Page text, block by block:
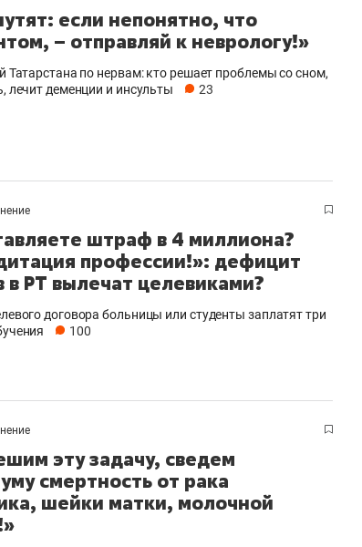
если непонятно, что
– отправляй к неврологу!»
Татарстана по нервам: кто решает проблемы со сном,
лечит деменции и инсульты
23
штраф в 4 миллиона?
профессии!»: дефицит
в РТ вылечат целевиками?
договора больницы или студенты заплатят три
100
эту задачу, сведем
смертность от рака
шейки матки, молочной